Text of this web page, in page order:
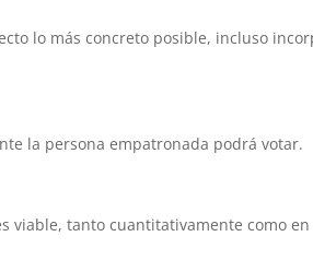
lo más concreto posible, incluso
la persona empatronada podrá votar.
viable, tanto cuantitativamente como